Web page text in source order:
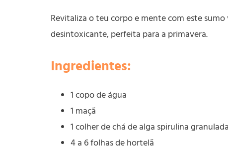
Revitaliza o teu corpo e mente com este
desintoxicante, perfeita para a primavera.
Ingredientes:
1 copo de água
1 maçã
1 colher de chá de alga spirulina
4 a 6 folhas de hortelã